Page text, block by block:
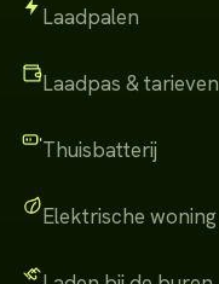
Laadpalen
Laadpas & tarieven
Thuisbatterij
Elektrische woning